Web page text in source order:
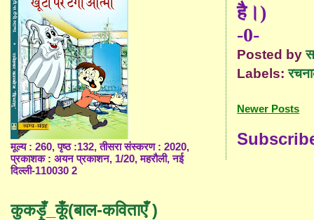
है।)
-0-
Posted by
Labels:
Newer Posts
मूल्य : 260, पृष्ठ :132, तीसरा संस्करण : 2020,
प्रकाशक : अयन प्रकाशन, 1/20, महरौली, नई
दिल्ली-110030 2
कुकड़ूँ_कूँ(बाल-कविताएँ )